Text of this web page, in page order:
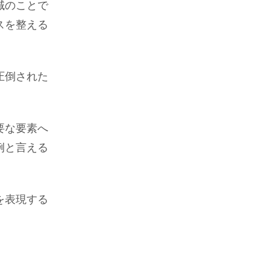
のことで
を整える
倒された
な要素へ
と言える
表現する